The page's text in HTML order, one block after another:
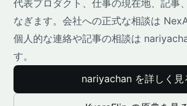
代表プロダクト、仕事の現在地、記事
なぎます。会社への正式な相談は
個人的な連絡や記事の相談は
す。
nariyachan を詳しく見